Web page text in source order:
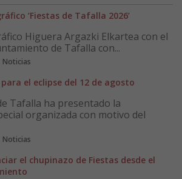
‘Fiestas de Tafalla 2026’
Higuera Argazki Elkartea con el
de Tafalla con...
Noticias
el eclipse del 12 de agosto
Tafalla ha presentado la
organizada con motivo del
Noticias
el chupinazo de Fiestas desde el